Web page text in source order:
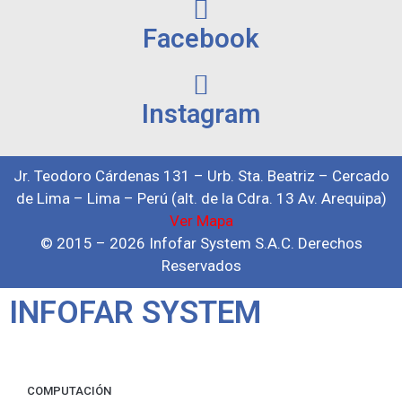
Facebook
Instagram
Jr. Teodoro Cárdenas 131 – Urb. Sta. Beatriz – Cercado
de Lima – Lima – Perú (alt. de la Cdra. 13 Av. Arequipa)
Ver Mapa
© 2015 – 2026 Infofar System S.A.C. Derechos
Reservados
INFOFAR SYSTEM
COMPUTACIÓN